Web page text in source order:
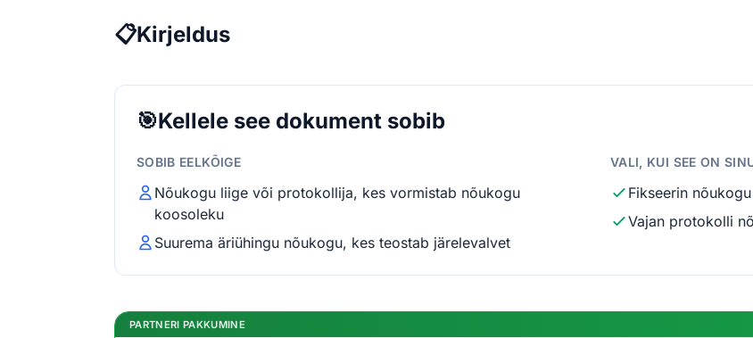
📋Kirjeldus
🎯Kellele see dokument sobib
SOBIB EELKÕIGE
Nõukogu liige või protokollija, kes vormistab nõukogu
koosoleku
Suurema äriühingu nõukogu, kes teostab järelevalvet
VALI, KUI SEE ON
Fikseerin
Vajan protokolli
PARTNERI PAKKUMINE